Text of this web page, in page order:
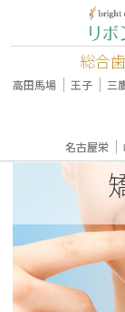
総合
高田馬場 ｜ 王子 ｜ 三
名古屋栄 ｜